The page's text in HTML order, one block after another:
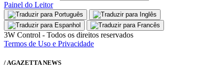
Painel do Leitor
3W Control - Todos os direitos reservados
Termos de Uso e Privacidade
/ AGAZETTA NEWS